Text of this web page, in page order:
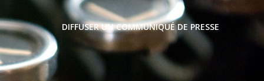
DIFFUSER UN COMMUNIQUÉ DE PRESSE